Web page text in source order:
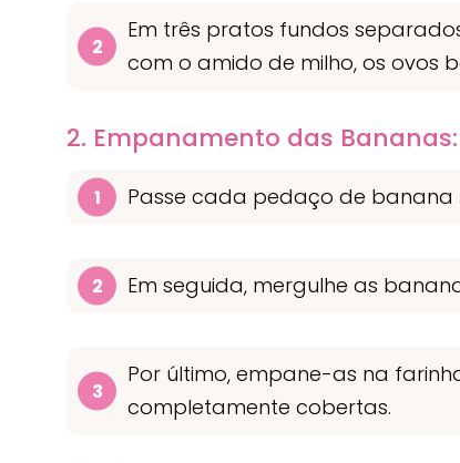
Em três pratos fundos
com o amido de milho, os ovos
2. Empanamento das Bananas:
Passe cada pedaço de
Em seguida, mergulhe as
Por último, empane-as na
completamente cobertas.